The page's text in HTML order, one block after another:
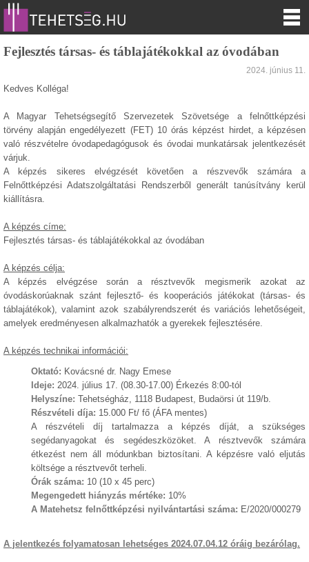
Fejlesztés társas- és táblajátékokkal az óvodában
2024. június 11.
Kedves Kolléga!
A Magyar Tehetségsegítő Szervezetek Szövetsége a felnőttképzési
törvény alapján engedélyezett (FET) 10 órás képzést hirdet, a képzésen
való részvételre óvodapedagógusok és óvodai munkatársak jelentkezését
várjuk.
A képzés sikeres elvégzését követően a részvevők számára a
Felnőttképzési Adatszolgáltatási Rendszerből generált tanúsítvány kerül
kiállításra.
A képzés címe:
Fejlesztés társas- és táblajátékokkal az óvodában
A képzés célja:
A képzés elvégzése során a résztvevők megismerik azokat az
óvodáskorúaknak szánt fejlesztő- és kooperációs játékokat (társas- és
táblajátékok), valamint azok szabályrendszerét és variációs lehetőségeit,
amelyek eredményesen alkalmazhatók a gyerekek fejlesztésére.
A képzés technikai információi:
Oktató: Kovácsné dr. Nagy Emese
Ideje: 2024. július 17. (08.30-17.00) Érkezés 8:00-tól
Helyszíne: Tehetségház, 1118 Budapest, Budaörsi út 119/b.
Részvételi díja: 15.000 Ft/ fő (ÁFA mentes)
A részvételi díj tartalmazza a képzés díját, a szükséges
segédanyagokat és segédeszközöket. A résztvevők számára
étkezést nem áll módunkban biztosítani. A képzésre való eljutás
költsége a résztvevőt terheli.
Órák száma: 10 (10 x 45 perc)
Megengedett hiányzás mértéke: 10%
A Matehetsz felnőttképzési nyilvántartási száma: E/2020/000279
A jelentkezés folyamatosan lehetséges 2024.07.04.12 óráig bezárólag.